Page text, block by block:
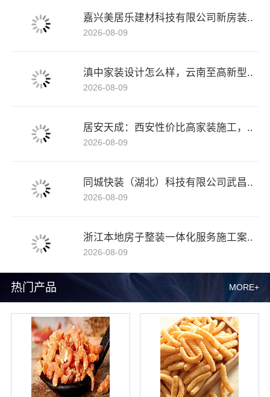
热门产品 MORE+
嘉兴美居乐建材科技有限公司新房装..
2026-08-09
滇中家装设计怎么样，云南至高新型..
2026-08-09
居安天成：西安性价比高家装施工，..
2026-08-09
同城快装（湖北）科技有限公司武昌..
2026-08-09
浙江本地房子整装一体化服务施工案..
2026-08-09